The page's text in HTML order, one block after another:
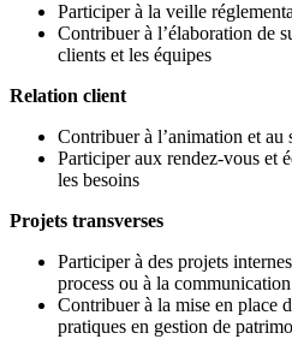
Participer à la veille
Contribuer à l’élaboration de
clients et les équipes
Relation client
Contribuer à l’animation et
Participer aux rendez-vous et
les besoins
Projets transverses
Participer à des projets
process ou à la
Contribuer à la mise en place
pratiques en gestion de